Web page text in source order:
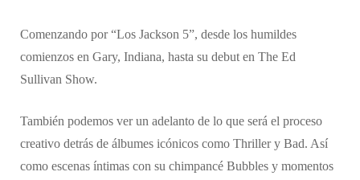
Comenzando por “Los Jackson 5”, desde los humildes
comienzos en Gary, Indiana, hasta su debut en The Ed
Sullivan Show.
​También podemos ver un adelanto de lo que será el proceso
creativo detrás de álbumes icónicos como Thriller y Bad. Así
como escenas íntimas con su chimpancé Bubbles y momentos